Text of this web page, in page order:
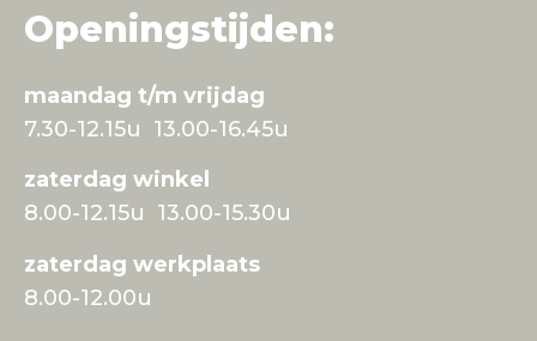
Openingstijden:
maandag t/m vrijdag
7.30-12.15u 13.00-16.45u
zaterdag winkel
8.00-12.15u 13.00-15.30u
zaterdag werkplaats
8.00-12.00u